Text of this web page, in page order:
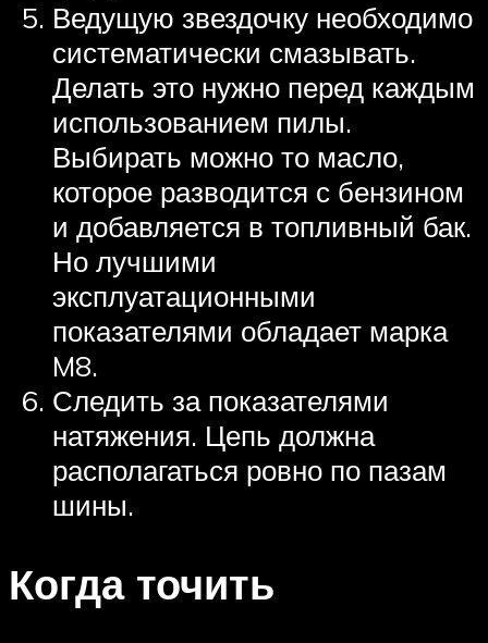
Ведущую звездочку необходимо
систематически смазывать.
Делать это нужно перед каждым
использованием пилы.
Выбирать можно то масло,
которое разводится с бензином
и добавляется в топливный бак.
Но лучшими
эксплуатационными
показателями обладает марка
M8.
Следить за показателями
натяжения. Цепь должна
располагаться ровно по пазам
шины.
Когда точить